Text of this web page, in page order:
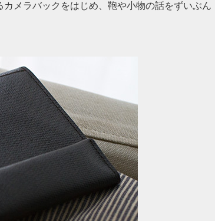
メラバックをはじめ、鞄や小物の話をずいぶん